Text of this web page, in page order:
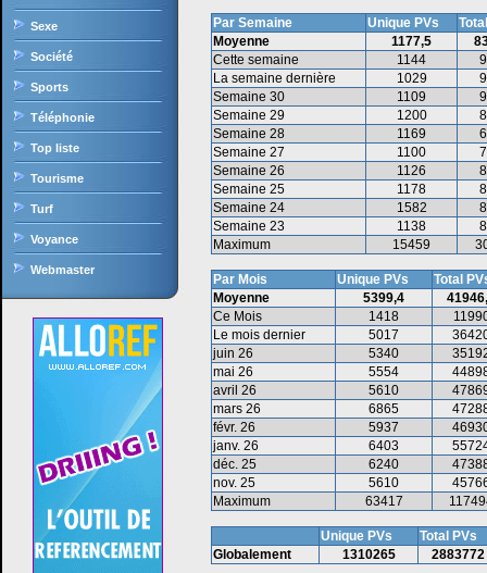
Sexe
Société
Sports
Téléphonie
Top liste
Tourisme
Turf
Voyance
Webmaster
Par Semaine Unique PVs
Moyenne
1177,5
Cette semaine
1144
La semaine dernière
1029
Semaine 30
1109
Semaine 29
1200
Semaine 28
1169
Semaine 27
1100
Semaine 26
1126
Semaine 25
1178
Semaine 24
1582
Semaine 23
1138
Maximum
15459
Par Mois Unique PVs
Total
Moyenne
5399,4
Ce Mois
1418
Le mois dernier
5017
juin 26
5340
mai 26
5554
avril 26
5610
mars 26
6865
févr. 26
5937
janv. 26
6403
déc. 25
6240
nov. 25
5610
Maximum
63417
Unique PVs
Total PVs
Globalement
1310265 2883772